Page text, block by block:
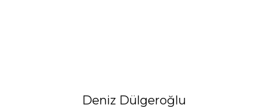
Deniz Dülgeroğlu